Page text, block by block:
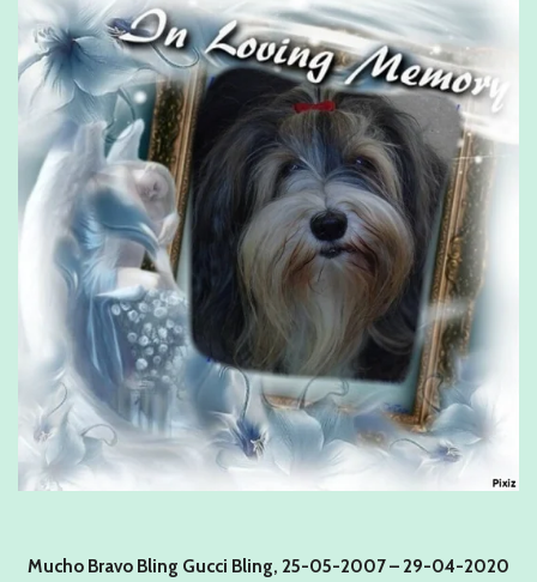
Mucho Bravo Bling Gucci Bling, 25-05-2007 – 29-04-2020